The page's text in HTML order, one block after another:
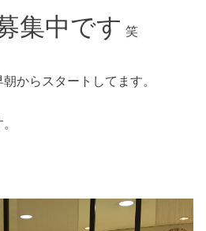
集中です 笑
からスタートしてます。